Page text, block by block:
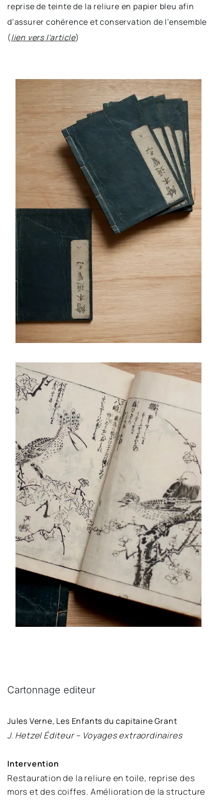
reprise de teinte de la reliure en papier bleu afin
d’assurer cohérence et conservation de l’ensemble
(lien vers l'article)
Cartonnage editeur
Jules Verne, Les Enfants du capitaine Grant
J. Hetzel Éditeur – Voyages extraordinaires
Intervention
Restauration de la reliure en toile, reprise des
mors et des coiffes. Amélioration de la structure